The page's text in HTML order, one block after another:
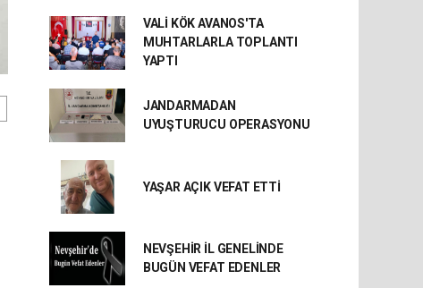
VALİ KÖK AVANOS'TA
MUHTARLARLA TOPLANTI
YAPTI
JANDARMADAN
UYUŞTURUCU OPERASYONU
YAŞAR AÇIK VEFAT ETTİ
NEVŞEHİR İL GENELİNDE
BUGÜN VEFAT EDENLER